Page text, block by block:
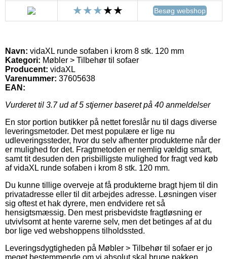
Besøg webshop
Navn: vidaXL runde sofaben i krom 8 stk. 120 mm
Kategori: Møbler > Tilbehør til sofaer
Producent: vidaXL
Varenummer: 37605638
EAN:
Vurderet til 3.7ud af 5 stjerner baseret på 40 anmeldelser
En stor portion butikker på nettet foreslår nu til dags diverse
leveringsmetoder. Det mest populære er lige nu
udleveringssteder, hvor du selv afhenter produkterne når der
er mulighed for det. Fragtmetoden er nemlig vældig smart,
samt tit desuden den prisbilligste mulighed for fragt ved køb
af vidaXL runde sofaben i krom 8 stk. 120 mm.
Du kunne tillige overveje at få produkterne bragt hjem til din
privatadresse eller til dit arbejdes adresse. Løsningen viser
sig oftest et hak dyrere, men endvidere ret så
hensigtsmæssig. Den mest prisbevidste fragtløsning er
utvivlsomt at hente varerne selv, men det betinges af at du
bor lige ved webshoppens tilholdssted.
Leveringsdygtigheden på Møbler > Tilbehør til sofaer er jo
meget bestemmende om vi absolut skal bruge pakken